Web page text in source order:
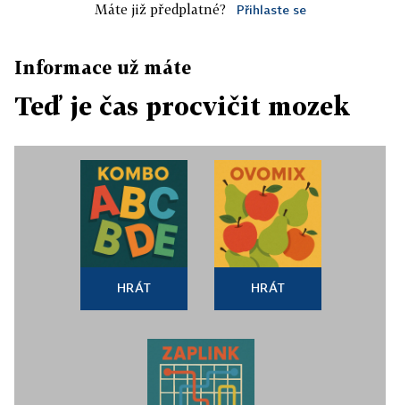
Máte již předplatné? Přihlaste se
Informace už máte
Teď je čas procvičit mozek
HRÁT HRÁT